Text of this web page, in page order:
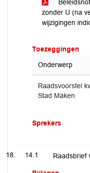
zonder U (na
wijzigingen
Toezeggingen
Onderwerp
Raadsvoorstel
Stad Maken
Sprekers
14.1 Raadsbrief